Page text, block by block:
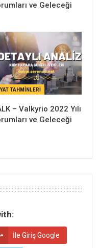
ve Geleceği
TAHMINLERI
– Valkyrio 2022 Yılı
ve Geleceği
İle Giriş Google